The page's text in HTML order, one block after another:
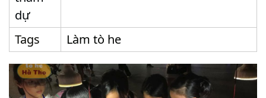
dự
Tags Làm tò he